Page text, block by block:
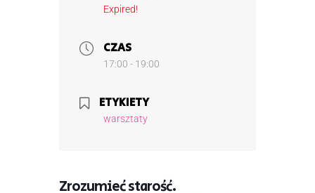
Expired!
CZAS
17:00 - 19:00
ETYKIETY
warsztaty
Zrozumieć starość.